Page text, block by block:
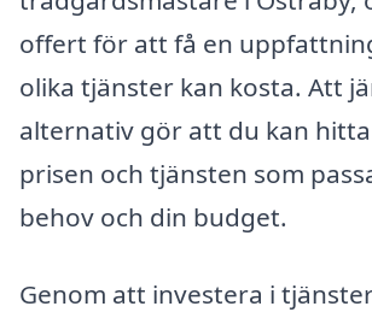
offert för att få en
olika tjänster kan kosta. Att
alternativ gör att du kan
prisen och tjänsten som
behov och din budget.
Genom att investera i